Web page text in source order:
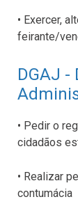
• Exercer,
feirante/
DGAJ -
• Pedir o
cidadãos
• Realizar
contumácia